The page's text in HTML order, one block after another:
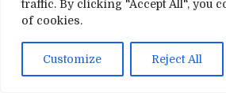
traffic. By clicking "Accept All", you
of cookies.
Customize Reject All